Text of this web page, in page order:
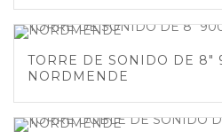
TORRE DE SONIDO DE
NORDMENDE